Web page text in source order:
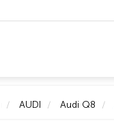
AUDI Audi Q8